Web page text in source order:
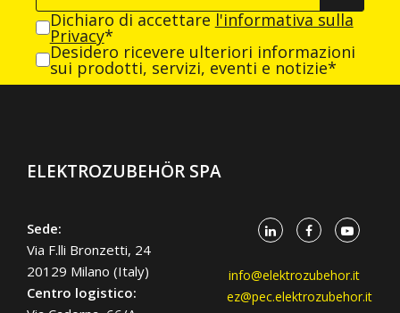
Dichiaro di accettare l'informativa sulla
Privacy*
Desidero ricevere ulteriori informazioni
sui prodotti, servizi, eventi e notizie*
ELEKTROZUBEHÖR SPA
Sede:
Via F.lli Bronzetti, 24
20129 Milano (Italy)
Centro logistico:
info@elektrozubehor.it
ez@pec.elektrozubehor.it